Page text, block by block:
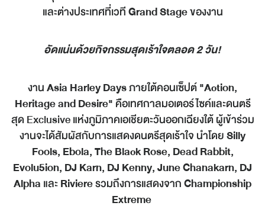
และต่างประเทศที่เวทีGrand Stageของงาน
อัดแน่นด้วยกิจกรรมสุดเร้าใจตลอด 2 วัน!
งานAsia Harley Daysภายใต้คอนเซ็ปต์"Action,
Heritage and Desire" คือเทศกาลมอเตอร์ไซค์และดนตรี
สุด Exclusive แห่งภูมิภาคเอเชียตะวันออกเฉียงใต้ ผู้เข้าร่วม
งานจะได้สัมผัสกับการแสดงดนตรีสุดเร้าใจ นำโดยSilly
Fools, Ebola, The Black Rose, Dead Rabbit,
Evolu5ion, DJ Karn, DJ Kenny, June Chanakarn, DJ
Alpha และRiviereรวมถึงการแสดงจากChampionship
Extreme